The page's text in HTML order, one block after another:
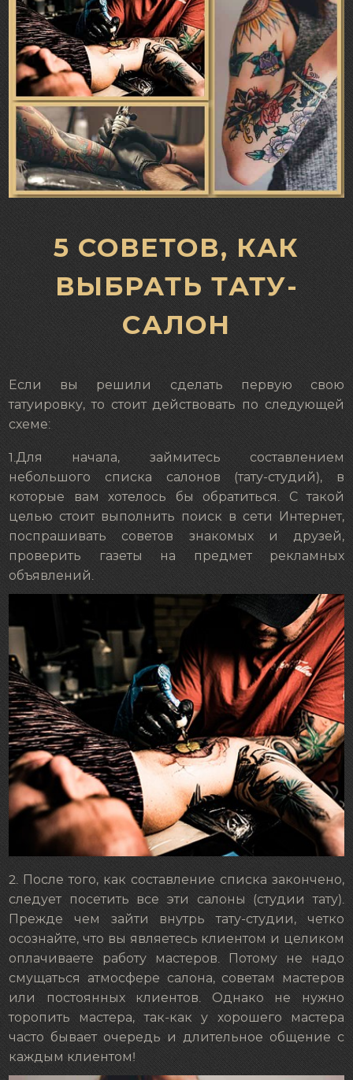
5 СОВЕТОВ, КАК
ВЫБРАТЬ ТАТУ-
САЛОН
Если вы решили сделать первую свою
татуировку, то стоит действовать по следующей
схеме:
1.Для начала, займитесь составлением
небольшого списка салонов (тату-студий), в
которые вам хотелось бы обратиться. С такой
целью стоит выполнить поиск в сети Интернет,
поспрашивать советов знакомых и друзей,
проверить газеты на предмет рекламных
объявлений.
2. После того, как составление списка закончено,
следует посетить все эти салоны (студии тату).
Прежде чем зайти внутрь тату-студии, четко
осознайте, что вы являетесь клиентом и целиком
оплачиваете работу мастеров. Потому не надо
смущаться атмосфере салона, советам мастеров
или постоянных клиентов. Однако не нужно
торопить мастера, так-как у хорошего мастера
часто бывает очередь и длительное общение с
каждым клиентом!